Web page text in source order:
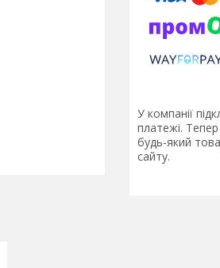
У компанії
платежі.
будь-який
сайту.